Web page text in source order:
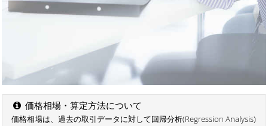
価格相場・算定方法について
価格相場は、過去の取引データに対して回帰分析(Regression Analysis)